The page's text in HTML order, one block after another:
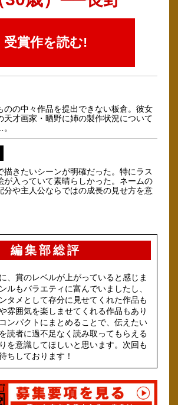
受賞作を読む!
のの中々作品を提出できない板倉。彼女
天才画家・晒野に姉の製作状況について
描きたいシーンが明確だった。特にラス
が入っていて素晴らしかった。ネームの
分や主人公ならではの成長の見せ方を意
編集部総評
、賞のレベルが上がっていると感じま
ルもバラエティに富んでいましたし、
タメとして存分に見せてくれた作品も
雰囲気を楽しませてくれる作品もあり
ンパクトにまとめることで、伝えたい
読者に過不足なく読み取ってもらえる
を意識してほしいと思います。次回も
ちしております！